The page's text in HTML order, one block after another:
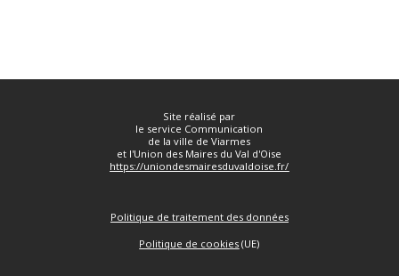
Site réalisé par
le service Communication
de la ville de Viarmes
et l'Union des Maires du Val d'Oise
https://uniondesmairesduvaldoise.fr/
Politique de traitement des données
Politique de cookies (UE)